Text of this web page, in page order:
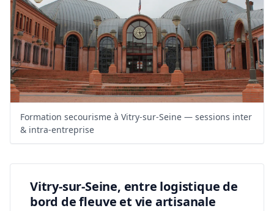
Formation secourisme à Vitry-sur-Seine — sessions inter
& intra-entreprise
Vitry-sur-Seine, entre logistique de
bord de fleuve et vie artisanale